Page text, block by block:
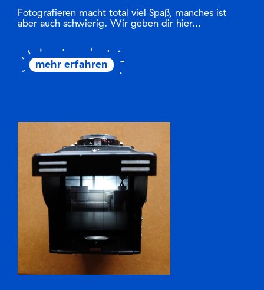
Fotografieren macht total viel Spaß, manches ist
aber auch schwierig. Wir geben dir hier…
mehr erfahren